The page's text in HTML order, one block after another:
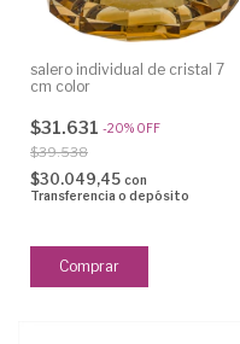
salero individual de cristal 7
cm color
$31.631 -20% OFF
$39.538
$30.049,45 con
Transferencia o depósito